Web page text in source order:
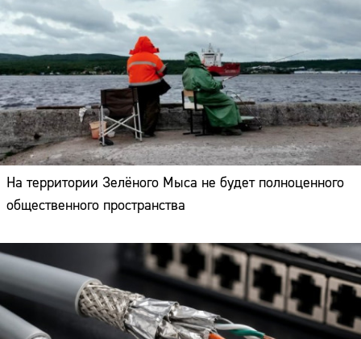
На территории Зелёного Мыса не будет полноценного
общественного пространства